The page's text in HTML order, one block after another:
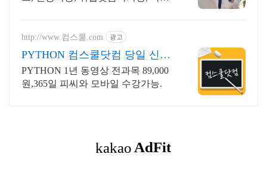
http://www.컴스쿨.com 광고
PYTHON 컴스쿨닷컴 당일 신청
&결제시 기프티콘!
PYTHON 1년 동영상 전과목 89,000
원,365일 피씨와 모바일 수강가능.